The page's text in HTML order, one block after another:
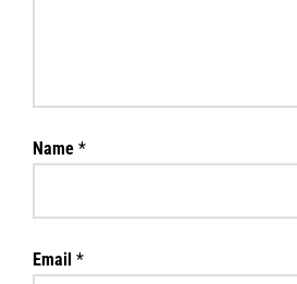
Name *
Email *